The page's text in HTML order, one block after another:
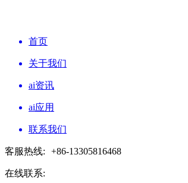
首页
关于我们
ai资讯
ai应用
联系我们
客服热线: +86-13305816468
在线联系: